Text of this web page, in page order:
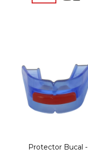
Protector Bucal -